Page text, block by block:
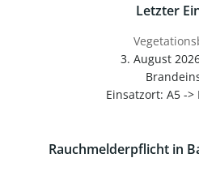
Letzter
3. August
Einsatzort: A5 -
Rauchmelderpflicht in